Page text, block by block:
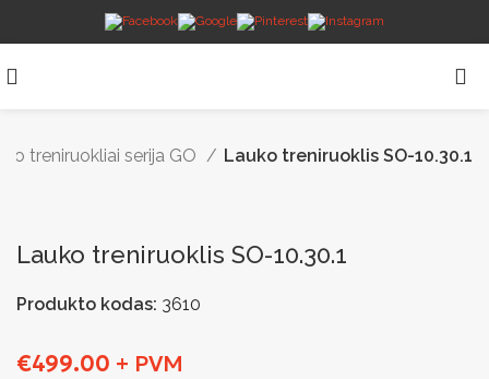
treniruokliai serija GO Lauko treniruoklis SO-10.30.1
Lauko treniruoklis SO-10.30.1
Produkto kodas: 3610
€499.00 + PVM